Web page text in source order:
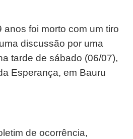
anos foi morto com um tiro
discussão por uma
tarde de sábado (06/07),
Esperança, em Bauru
de ocorrência,